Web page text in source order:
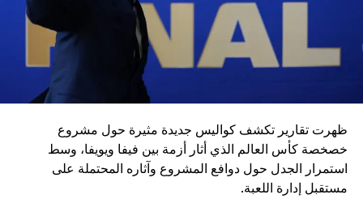
ظهرت تقارير تكشف كواليس جديدة مثيرة حول مشروع
خصخصة كأس العالم الذي أثار أزمة بين فيفا ويويفا، وسط
استمرار الجدل حول دوافع المشروع وآثاره المحتملة على
مستقبل إدارة اللعبة.